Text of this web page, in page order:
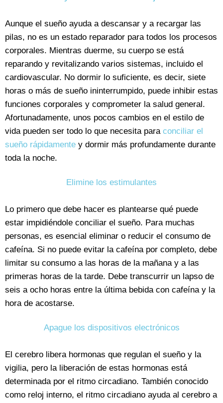
Aunque el sueño ayuda a descansar y a recargar las
pilas, no es un estado reparador para todos los procesos
corporales. Mientras duerme, su cuerpo se está
reparando y revitalizando varios sistemas, incluido el
cardiovascular. No dormir lo suficiente, es decir, siete
horas o más de sueño ininterrumpido, puede inhibir estas
funciones corporales y comprometer la salud general.
Afortunadamente, unos pocos cambios en el estilo de
vida pueden ser todo lo que necesita para conciliar el
sueño rápidamente y dormir más profundamente durante
toda la noche.
Elimine los estimulantes
Lo primero que debe hacer es plantearse qué puede
estar impidiéndole conciliar el sueño. Para muchas
personas, es esencial eliminar o reducir el consumo de
cafeína. Si no puede evitar la cafeína por completo, debe
limitar su consumo a las horas de la mañana y a las
primeras horas de la tarde. Debe transcurrir un lapso de
seis a ocho horas entre la última bebida con cafeína y la
hora de acostarse.
Apague los dispositivos electrónicos
El cerebro libera hormonas que regulan el sueño y la
vigilia, pero la liberación de estas hormonas está
determinada por el ritmo circadiano. También conocido
como reloj interno, el ritmo circadiano ayuda al cerebro a